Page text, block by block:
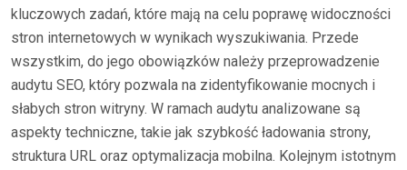
kluczowych zadań, które mają na celu poprawę widoczności
stron internetowych w wynikach wyszukiwania. Przede
wszystkim, do jego obowiązków należy przeprowadzenie
audytu SEO, który pozwala na zidentyfikowanie mocnych i
słabych stron witryny. W ramach audytu analizowane są
aspekty techniczne, takie jak szybkość ładowania strony,
struktura URL oraz optymalizacja mobilna. Kolejnym istotnym